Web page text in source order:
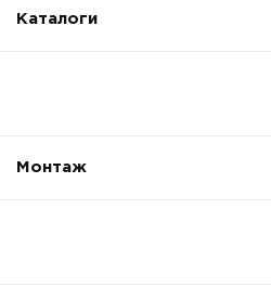
Каталоги
Монтаж